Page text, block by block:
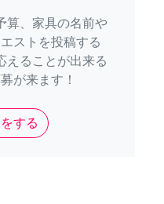
算、家具の名前や
ストを投稿する
えることが出来る
が来ます！
する